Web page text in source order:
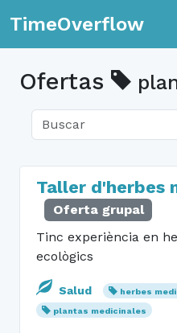
TimeOverflow
Ofertas
Taller d'herbes
Oferta grupal
Tinc experiència en
ecològics
Salud
herbes
plantas medicinales